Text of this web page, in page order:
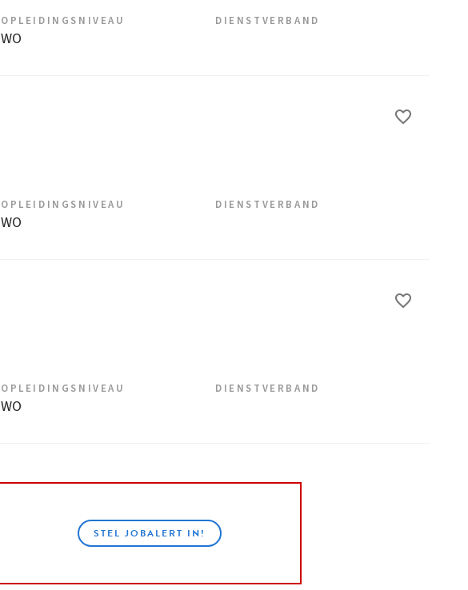
OPLEIDINGSNIVEAU
WO
DIENSTVERBAND
OPLEIDINGSNIVEAU
WO
DIENSTVERBAND
OPLEIDINGSNIVEAU
WO
DIENSTVERBAND
STEL JOBALERT IN!